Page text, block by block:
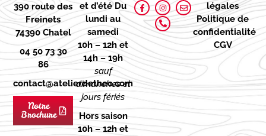
390 route des
Freinets
74390 Chatel
04 50 73 30
86
contact@atelierdetheo.com
Notre
Brochure
et d’étéDu
lundi au
samedi
10h – 12h et
14h – 19h
sauf
dimanches et
jours fériés
Hors saison
10h – 12h et
légales
Politique de
confidentialité
CGV